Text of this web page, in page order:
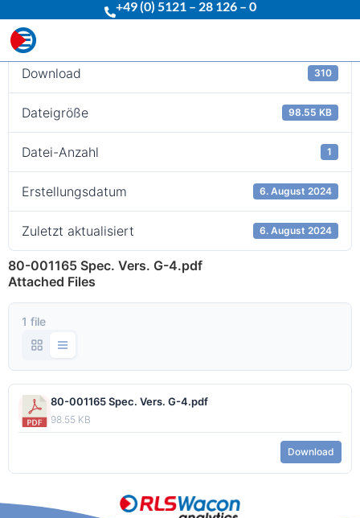
+49 (0) 5121 – 28 126 – 0
Download
Download 310
Dateigröße 98.55 KB
Datei-Anzahl 1
Erstellungsdatum 6. August 2024
Zuletzt aktualisiert 6. August 2024
80-001165 Spec. Vers. G-4.pdf
Attached Files
1 file
80-001165 Spec. Vers. G-4.pdf
98.55 KB
Download